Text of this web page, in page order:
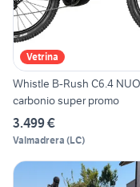
Vetrina
Whistle B-Rush C6.4
carbonio super promo
3.499 €
Valmadrera (LC)